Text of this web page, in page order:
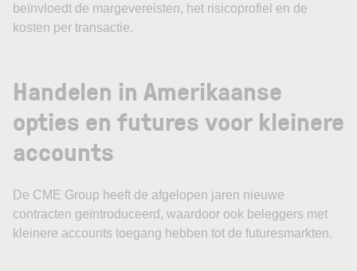
beïnvloedt de margevereisten, het risicoprofiel en de
kosten per transactie.
Handelen in Amerikaanse
opties en futures voor kleinere
accounts
De CME Group heeft de afgelopen jaren nieuwe
contracten geïntroduceerd, waardoor ook beleggers met
kleinere accounts toegang hebben tot de futuresmarkten.